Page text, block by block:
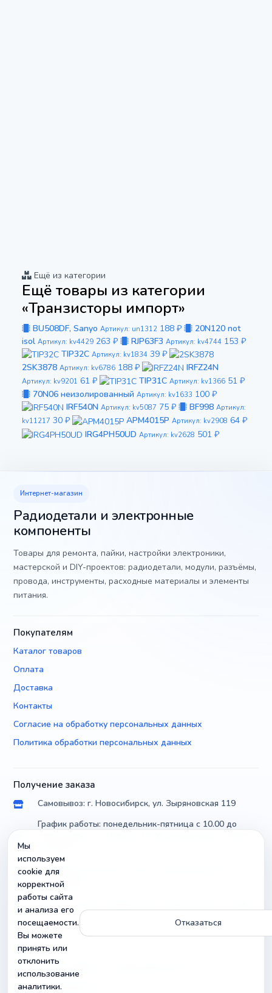
Ещё из категории
Ещё товары из категории
«Транзисторы импорт»
BU508DF, Sanyo Артикул: un1312 188 ₽
20N120 not
isol Артикул: kv4429 263 ₽ RJP63F3 Артикул: kv4744 153 ₽
TIP32C Артикул: kv1834 39 ₽
2SK3878 Артикул: kv6786 188 ₽ IRFZ24N
Артикул: kv9201 61 ₽ TIP31C Артикул: kv1366 51 ₽
70N06 неизолированный Артикул: kv1633 100 ₽
IRF540N Артикул: kv5087 75 ₽ BF998 Артикул:
kv11217 30 ₽ APM4015P Артикул: kv2908 64 ₽
IRG4PH50UD Артикул: kv2628 501 ₽
Интернет-магазин
Радиодетали и электронные
компоненты
Товары для ремонта, пайки, настройки электроники,
мастерской и DIY-проектов: радиодетали, модули, разъёмы,
провода, инструменты, расходные материалы и элементы
питания.
Покупателям
Каталог товаров
Оплата
Доставка
Контакты
Согласие на обработку персональных данных
Политика обработки персональных данных
Получение заказа
Самовывоз: г. Новосибирск, ул. Зыряновская 119
График работы: понедельник-пятница с 10.00 до
Доставка по России почтой и транспортными
компаниями
Можно уточнить параметры и совместимость товара
Контакты
г. Новосибирск, ул. Зыряновская 119
info@radiobuy.ru
Мы
используем
cookie для
корректной
работы сайта
и анализа его
посещаемости.
Вы можете
принять или
отклонить
использование
аналитики.
Отказаться